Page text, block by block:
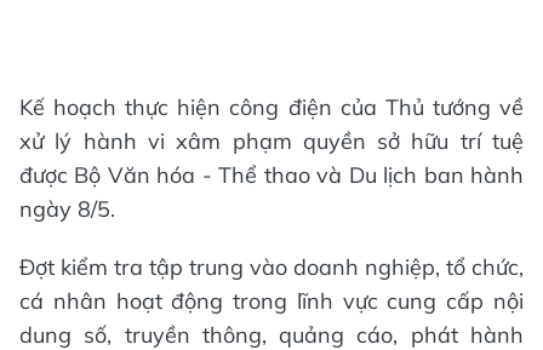
Kế hoạch thực hiện công điện của Thủ tướng về
xử lý hành vi xâm phạm quyền sở hữu trí tuệ
được Bộ Văn hóa - Thể thao và Du lịch ban hành
ngày 8/5.
Đợt kiểm tra tập trung vào doanh nghiệp, tổ chức,
cá nhân hoạt động trong lĩnh vực cung cấp nội
dung số, truyền thông, quảng cáo, phát hành